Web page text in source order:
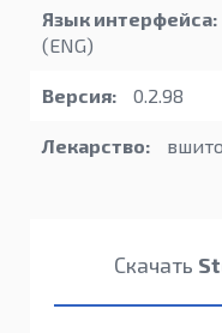
Язык интерфейса:
(ENG)
Версия: 0.2.98
Лекарство: вшито
Скачать